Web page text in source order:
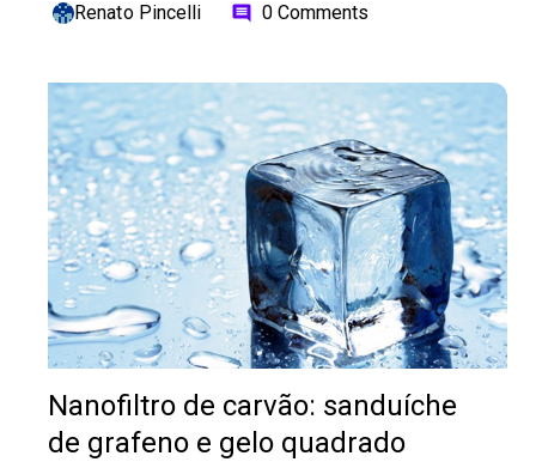
Renato Pincelli comment 0 Comments
Nanofiltro de carvão: sanduíche
de grafeno e gelo quadrado